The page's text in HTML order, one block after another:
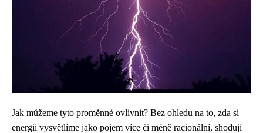
Jak můžeme tyto proměnné ovlivnit? Bez ohledu na to, zda si
energii vysvětlíme jako pojem více či méně racionální, shodují